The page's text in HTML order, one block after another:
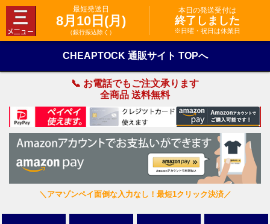
最短発送日
8月10日(月)
（銀行振込除く）
本日の発送受付は
終了しました
※日曜・祝日は休業日
CHEAPTOCK 通販サイト TOPへ
📞 お電話でもご注文承ります
全商品 送料無料
＼アマゾンペイ面倒な入力なし！最短1クリック決済／